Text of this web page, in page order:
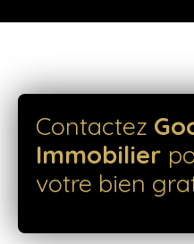
Contactez
Immobilier
votre bien